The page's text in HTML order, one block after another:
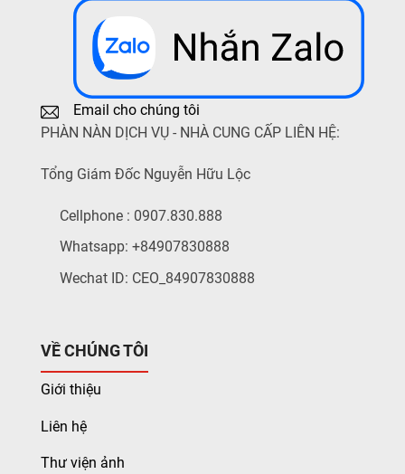
Email cho chúng tôi
PHÀN NÀN DỊCH VỤ - NHÀ CUNG CẤP LIÊN HỆ:
Tổng Giám Đốc Nguyễn Hữu Lộc
Cellphone : 0907.830.888
Whatsapp: +84907830888
Wechat ID: CEO_84907830888
VỀ CHÚNG TÔI
Giới thiệu
Liên hệ
Thư viện ảnh